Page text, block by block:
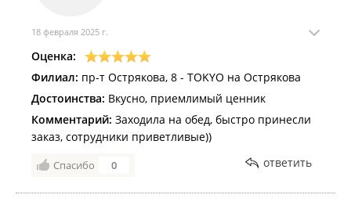
18 февраля 2025 г.
Оценка:
Филиал: пр-т Острякова, 8 - TOKYO на Острякова
Достоинства: Вкусно, приемлимый ценник
Комментарий: Заходила на обед, быстро принесли
заказ, сотрудники приветливые))
Спасибо 0 ответить